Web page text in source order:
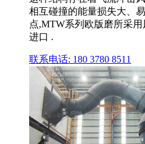
相互碰撞的能量损失大、
点,MTW系列欧版磨所采
进口 .
联系电话: 180 3780 8511